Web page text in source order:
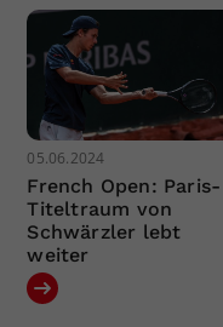
05.06.2024
French Open: Paris-
Titeltraum von
Schwärzler lebt
weiter